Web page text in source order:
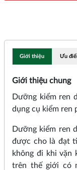
Giới thiệu Ưu
Giới thiệu chung
Dưỡng kiểm ren
dụng cụ kiểm ren
Dưỡng kiểm ren
được cho là đạt
không đi khi vặn
trên thế giới có